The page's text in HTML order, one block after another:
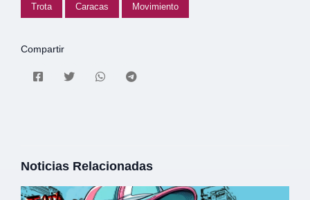
Trota Caracas Movimiento
Compartir
Noticias Relacionadas